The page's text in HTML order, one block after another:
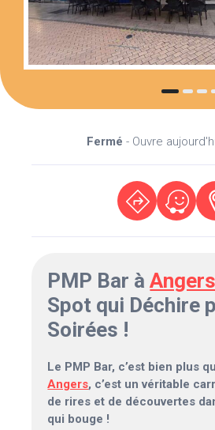
Fermé - Ouvre
PMP Bar àAngers
Spot qui Déchire
Soirées !
Le PMP Bar, c’est bien plus
Angers, c’est un véritable
de rires et de découvertes
qui bouge !